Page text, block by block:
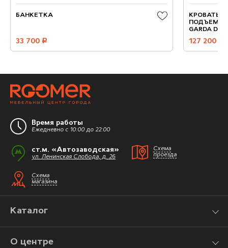
БАНКЕТКА
33 700 руб.
КРОВАТЬ
GARDA
127 200
Время работы
Ежедневно с 10:00 до 22:00
ст.м. «Автозаводская»
ул. Ленинская Слобода, д. 26
Схема
проезда
Схема
магазина
Каталог
О центре